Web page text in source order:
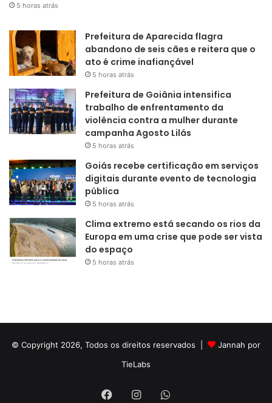
5 horas atrás
Prefeitura de Aparecida flagra
abandono de seis cães e reitera que o
ato é crime inafiançável
5 horas atrás
Prefeitura de Goiânia intensifica
trabalho de enfrentamento da
violência contra a mulher durante
campanha Agosto Lilás
5 horas atrás
Goiás recebe certificação em serviços
digitais durante evento de tecnologia
pública
5 horas atrás
Clima extremo está secando os rios da
Europa em uma crise que pode ser vista
do espaço
5 horas atrás
© Copyright 2026, Todos os direitos reservados |
Jannah por
TieLabs
FacebookInstagramWhatsApp